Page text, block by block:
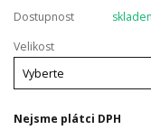
Dostupnost
Velikost
Nejsme plátci DPH